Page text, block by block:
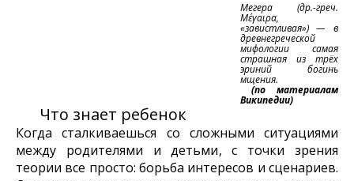
Мегера (др.-греч.
Μέγαιρα,
«завистливая») — в
древнегреческой
мифологии самая
страшная из трёх
эриний богинь
мщения.
(по материалам
Википедии)
Что знает ребенок
Когда сталкиваешься со сложными ситуациями
между родителями и детьми, с точки зрения
теории все просто: борьба интересов и сценариев.